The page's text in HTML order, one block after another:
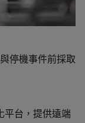
停機事件前採取
平台，提供遠端